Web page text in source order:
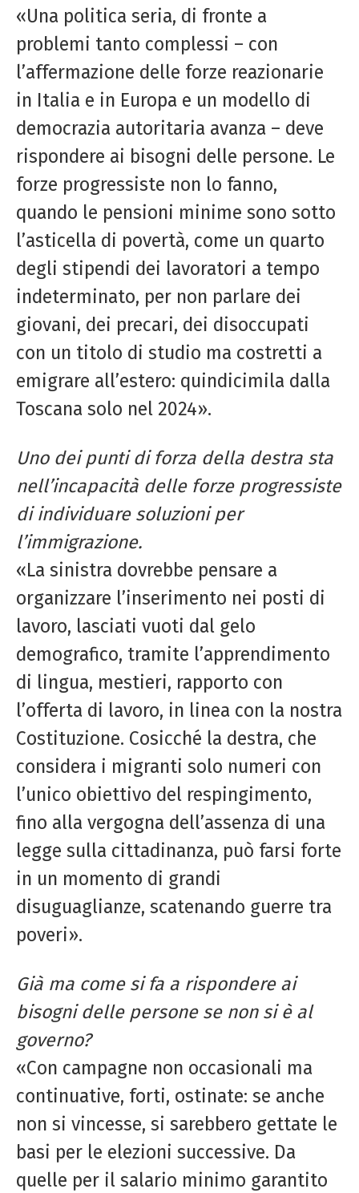
«Una politica seria, di fronte a
problemi tanto complessi – con
l’affermazione delle forze reazionarie
in Italia e in Europa e un modello di
democrazia autoritaria avanza – deve
rispondere ai bisogni delle persone. Le
forze progressiste non lo fanno,
quando le pensioni minime sono sotto
l’asticella di povertà, come un quarto
degli stipendi dei lavoratori a tempo
indeterminato, per non parlare dei
giovani, dei precari, dei disoccupati
con un titolo di studio ma costretti a
emigrare all’estero: quindicimila dalla
Toscana solo nel 2024».
Uno dei punti di forza della destra sta
nell’incapacità delle forze progressiste
di individuare soluzioni per
l’immigrazione.
«La sinistra dovrebbe pensare a
organizzare l’inserimento nei posti di
lavoro, lasciati vuoti dal gelo
demografico, tramite l’apprendimento
di lingua, mestieri, rapporto con
l’offerta di lavoro, in linea con la nostra
Costituzione. Cosicché la destra, che
considera i migranti solo numeri con
l’unico obiettivo del respingimento,
fino alla vergogna dell’assenza di una
legge sulla cittadinanza, può farsi forte
in un momento di grandi
disuguaglianze, scatenando guerre tra
poveri».
Già ma come si fa a rispondere ai
bisognidelle persone se non si è al
governo?
«Con campagne non occasionali ma
continuative, forti, ostinate: se anche
non si vincesse, si sarebbero gettate le
basi per le elezioni successive. Da
quelle per il salario minimo garantito